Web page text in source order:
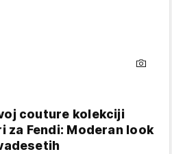
couture kolekciji
za Fendi: Moderan look